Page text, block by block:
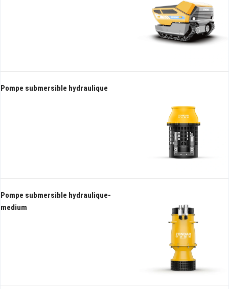
Pompe submersible hydraulique
Pompe submersible hydraulique-
medium